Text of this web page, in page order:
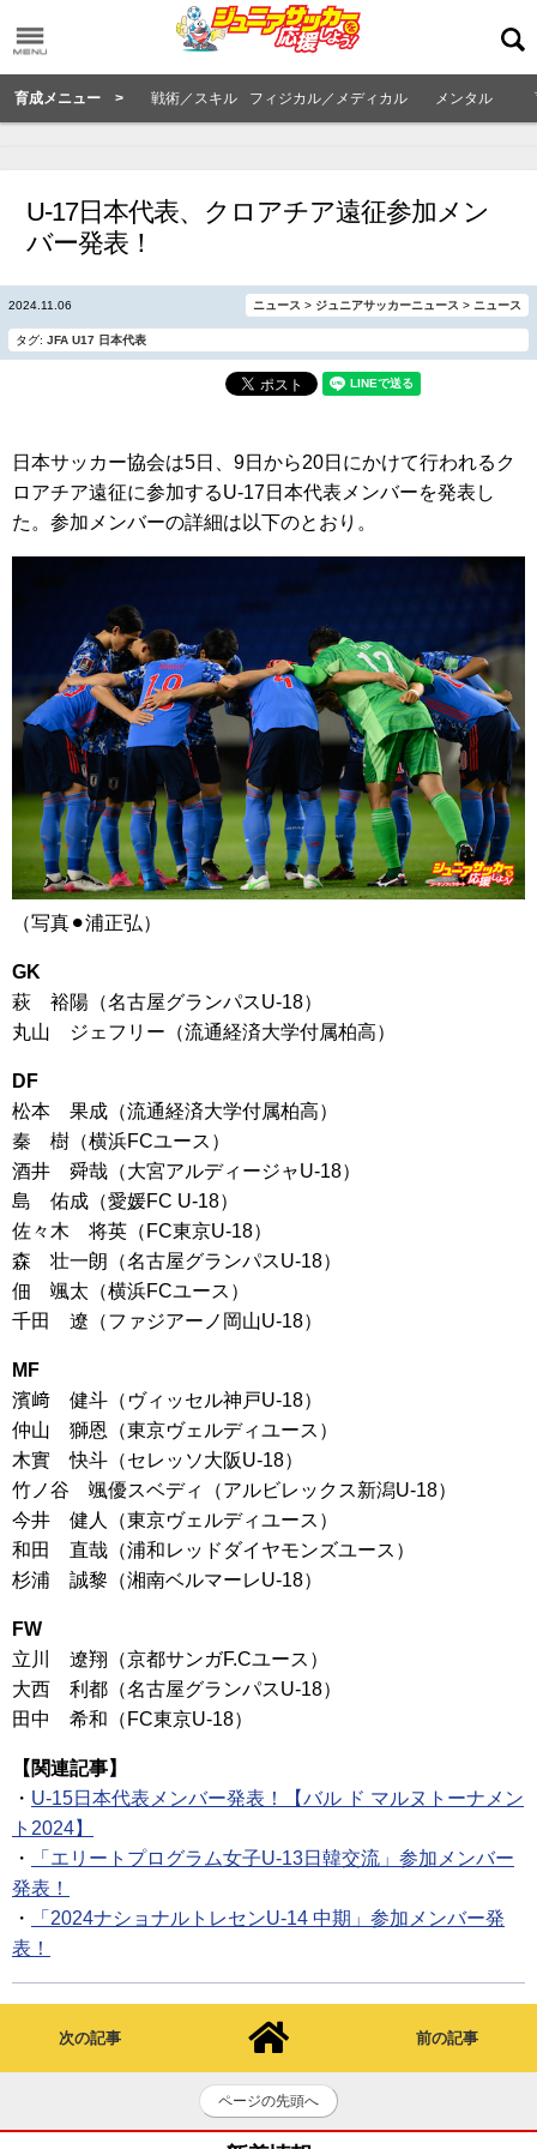
育成メニュー > 戦術／スキル フィジカル／メディカル メンタル
U-17日本代表、クロアチア遠征参加メン
バー発表！
2024.11.06 ニュース > ジュニアサッカーニュース > ニュース
タグ: JFA U17 日本代表
日本サッカー協会は5日、9日から20日にかけて行われるク
ロアチア遠征に参加するU-17日本代表メンバーを発表し
た。参加メンバーの詳細は以下のとおり。
（写真⚫︎浦正弘）
GK
萩 裕陽（名古屋グランパスU-18）
丸山 ジェフリー（流通経済大学付属柏高）
DF
松本 果成（流通経済大学付属柏高）
秦 樹（横浜FCユース）
酒井 舜哉（大宮アルディージャU-18）
島 佑成（愛媛FC U-18）
佐々木 将英（FC東京U-18）
森 壮一朗（名古屋グランパスU-18）
佃 颯太（横浜FCユース）
千田 遼（ファジアーノ岡山U-18）
MF
濱﨑 健斗（ヴィッセル神戸U-18）
仲山 獅恩（東京ヴェルディユース）
木實 快斗（セレッソ大阪U-18）
竹ノ谷 颯優スベディ（アルビレックス新潟U-18）
今井 健人（東京ヴェルディユース）
和田 直哉（浦和レッドダイヤモンズユース）
杉浦 誠黎（湘南ベルマーレU-18）
FW
立川 遼翔（京都サンガF.Cユース）
大西 利都（名古屋グランパスU-18）
田中 希和（FC東京U-18）
【関連記事】
・ U-15日本代表メンバー発表！【バル ド マルヌトーナメン
ト2024】
・
「エリートプログラム女子U-13日韓交流」参加メンバー
発表！
・
「2024ナショナルトレセンU-14 中期」参加メンバー発
表！
次の記事 前の記事
ページの先頭へ